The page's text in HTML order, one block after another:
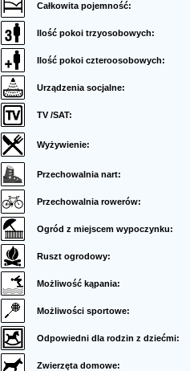
Całkowita pojemność:
Ilość pokoi trzyosobowych:
Ilość pokoi czteroosobowych:
Urządzenia socjalne:
TV /SAT:
Wyżywienie:
Przechowalnia nart:
Przechowalnia rowerów:
Ogród z miejscem wypoczynku:
Ruszt ogrodowy:
Możliwość kąpania:
Możliwości sportowe:
Odpowiedni dla rodzin z dziećmi:
Zwierzęta domowe: